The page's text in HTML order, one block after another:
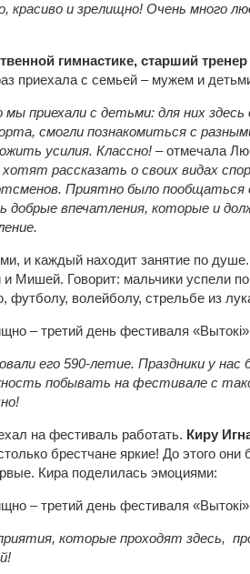
красиво и зрелищно! Очень много
гимнастике, старший
приехала с семьей – мужем и
приехали с детьми: для них здесь
смогли познакомиться с
усилия. Классно! –отмечала
рассказать о своих видах
Приятно было пообщаться
добрые впечатления, которые и
и каждый находит занятие по душе.
Говорит: мальчики успели
футболу, волейболу, стрельбе из
его 590-летие. Праздники у
побывать на фестивале с
на фестиваль работать. Киру
брестчане яркие! До этого они
Кира поделилась эмоциями:
которые проходят здесь,